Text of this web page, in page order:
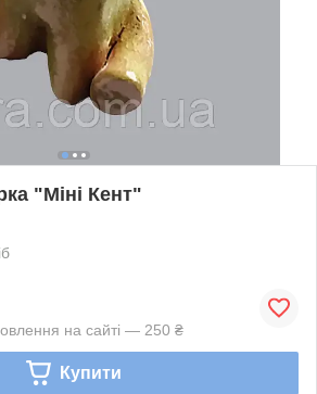
"Міні Кент"
на сайті — 250 ₴
Купити